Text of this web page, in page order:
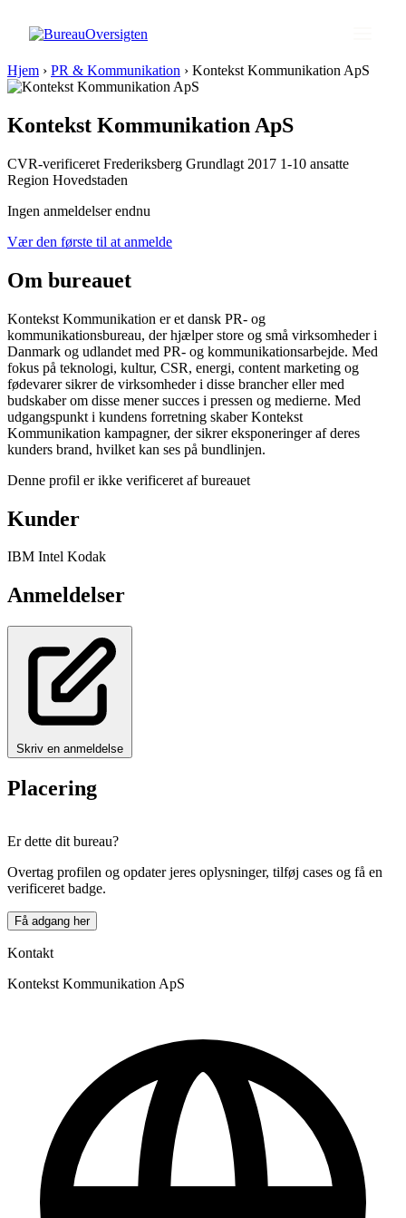
Hjem › PR & Kommunikation › Kontekst Kommunikation ApS
Kontekst Kommunikation ApS
CVR-verificeret Frederiksberg Grundlagt 2017 1-10 ansatte
Region Hovedstaden
Ingen anmeldelser endnu
Vær den første til at anmelde
Om bureauet
Kontekst Kommunikation er et dansk PR- og
kommunikationsbureau, der hjælper store og små virksomheder i
Danmark og udlandet med PR- og kommunikationsarbejde. Med
fokus på teknologi, kultur, CSR, energi, content marketing og
fødevarer sikrer de virksomheder i disse brancher eller med
budskaber om disse mener succes i pressen og medierne. Med
udgangspunkt i kundens forretning skaber Kontekst
Kommunikation kampagner, der sikrer eksponeringer af deres
kunders brand, hvilket kan ses på bundlinjen.
Denne profil er ikke verificeret af bureauet
Kunder
IBM Intel Kodak
Anmeldelser
Skriv en anmeldelse
Placering
+
−
Er dette dit bureau?
Overtag profilen og opdater jeres oplysninger, tilføj cases og få en
verificeret badge.
Få adgang her
Kontakt
Kontekst Kommunikation ApS